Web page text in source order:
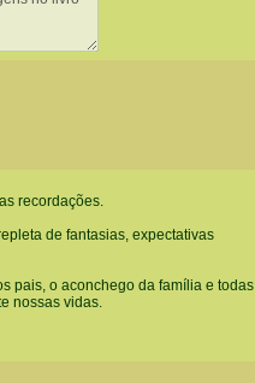
recordações.
de fantasias, expectativas
pais, o aconchego da família e todas
nossas vidas.